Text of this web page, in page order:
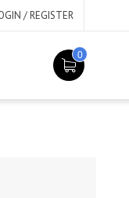
/ REGISTER
0